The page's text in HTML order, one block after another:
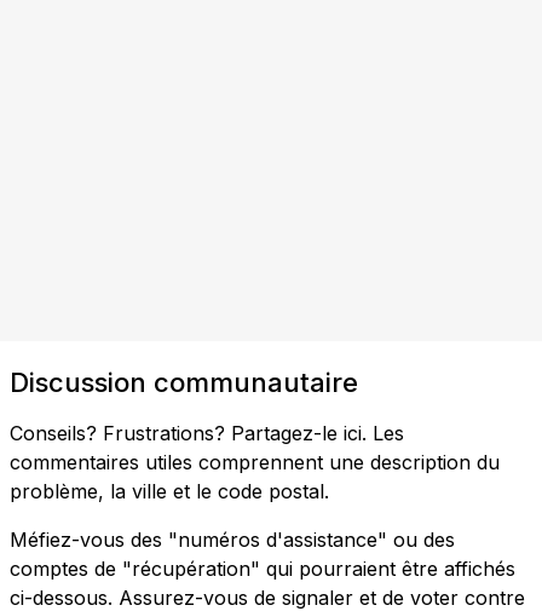
Discussion communautaire
Conseils? Frustrations? Partagez-le ici. Les
commentaires utiles comprennent une description du
problème, la ville et le code postal.
Méfiez-vous des "numéros d'assistance" ou des
comptes de "récupération" qui pourraient être affichés
ci-dessous. Assurez-vous de signaler et de voter contre